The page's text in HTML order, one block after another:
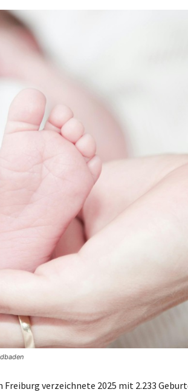
verzeichnete 2025 mit 2.233